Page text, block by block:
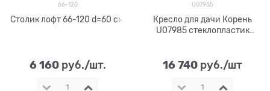
66-120
Столик лофт 66-120 d=60 см
6 160 руб./шт.
U07985
Кресло для дачи Корень
U07985 стеклопластик
16 740 руб./шт